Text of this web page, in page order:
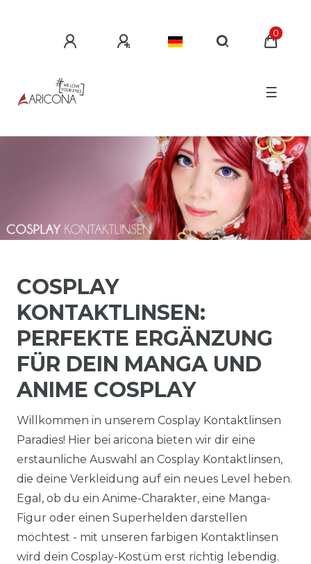
0
☰
COSPLAY
KONTAKTLINSEN:
PERFEKTE ERGÄNZUNG
FÜR DEIN MANGA UND
ANIME COSPLAY
Willkommen in unserem Cosplay Kontaktlinsen
Paradies! Hier bei aricona bieten wir dir eine
erstaunliche Auswahl an Cosplay Kontaktlinsen,
die deine Verkleidung auf ein neues Level heben.
Egal, ob du ein Anime-Charakter, eine Manga-
Figur oder einen Superhelden darstellen
möchtest - mit unseren farbigen Kontaktlinsen
wird dein Cosplay-Kostüm erst richtig lebendig.